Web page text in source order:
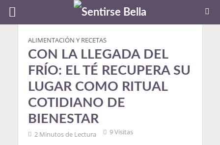
ALIMENTACIÓN Y RECETAS
CON LA LLEGADA DEL
FRÍO: EL TÉ RECUPERA SU
LUGAR COMO RITUAL
COTIDIANO DE
BIENESTAR
2 Minutos de Lectura 9 Visitas